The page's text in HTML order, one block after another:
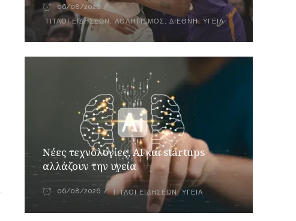
06/08/2026
ΤΊΤΛΟΙ ΕΙΔΉΣΕΩΝ ,ΑΘΛΗΤΙΣΜΌΣ,ΔΙΕΘΝΉ,ΥΓΕΊΑ
Νέες τεχνολογίες, AI και startups
αλλάζουν την υγεία
06/08/2026 ΤΊΤΛΟΙ ΕΙΔΉΣΕΩΝ,ΥΓΕΊΑ